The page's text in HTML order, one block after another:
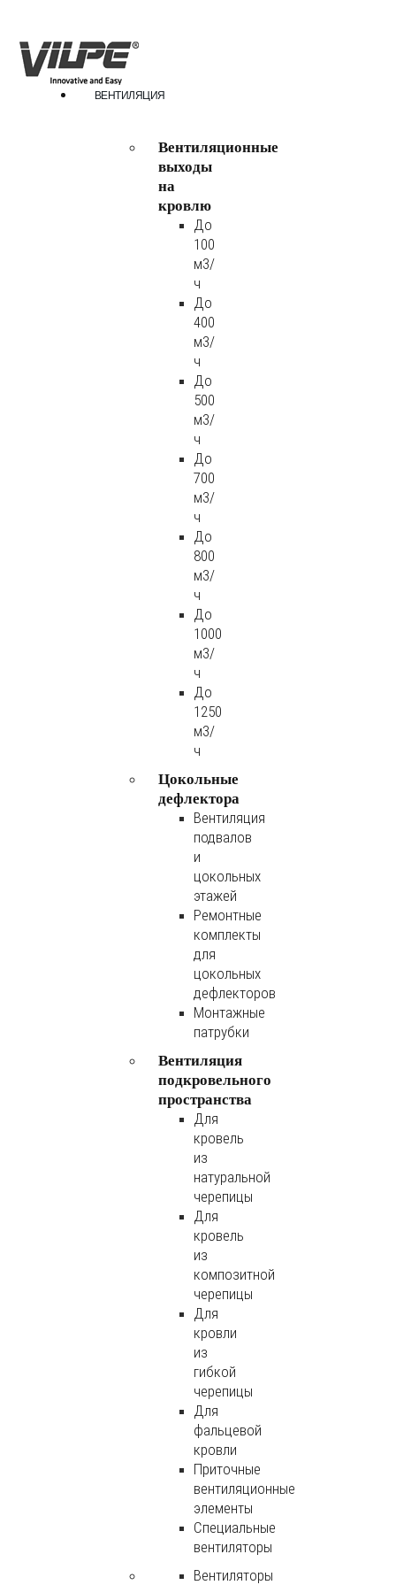
ВЕНТИЛЯЦИЯ
Вентиляционные
выходы
на
кровлю
До
100
м3/
ч
До
400
м3/
ч
До
500
м3/
ч
До
700
м3/
ч
До
800
м3/
ч
До
1000
м3/
ч
До
1250
м3/
ч
Цокольные
дефлектора
Вентиляция
подвалов
и
цокольных
этажей
Ремонтные
комплекты
для
цокольных
дефлекторов
Монтажные
патрубки
Вентиляция
подкровельного
пространства
Для
кровель
из
натуральной
черепицы
Для
кровель
из
композитной
черепицы
Для
кровли
из
гибкой
черепицы
Для
фальцевой
кровли
Приточные
вентиляционные
элементы
Специальные
вентиляторы
Вентиляторы